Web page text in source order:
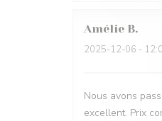
Amélie B
2025-12-06 -
Nous avons
excellent. Prix